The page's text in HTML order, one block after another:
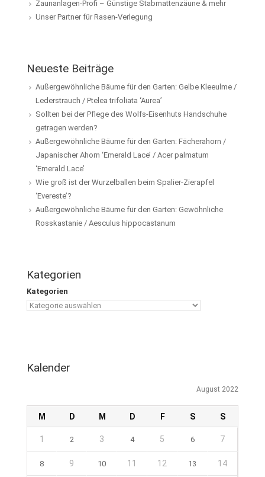
Zaunanlagen-Profi – Günstige Stabmattenzäune & mehr
Unser Partner für Rasen-Verlegung
Neueste Beiträge
Außergewöhnliche Bäume für den Garten: Gelbe Kleeulme /
Lederstrauch / Ptelea trifoliata ‘Aurea’
Sollten bei der Pflege des Wolfs-Eisenhuts Handschuhe
getragen werden?
Außergewöhnliche Bäume für den Garten: Fächerahorn /
Japanischer Ahorn ‘Emerald Lace’ / Acer palmatum
‘Emerald Lace’
Wie groß ist der Wurzelballen beim Spalier-Zierapfel
‘Evereste’?
Außergewöhnliche Bäume für den Garten: Gewöhnliche
Rosskastanie / Aesculus hippocastanum
Kategorien
Kategorien
Kalender
August 2022
M D M D F S S
1 2 3 4 5 6 7
8 9 10 11 12 13 14